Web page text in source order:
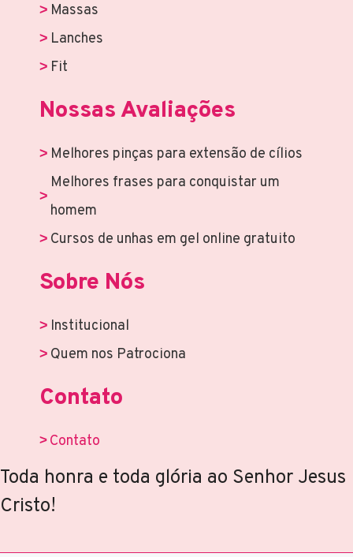
Massas
Lanches
Fit
Nossas Avaliações
Melhores pinças para extensão de cílios
Melhores frases para conquistar um
homem
Cursos de unhas em gel online gratuito
Sobre Nós
Institucional
Quem nos Patrociona
Contato
Contato
Toda honra e toda glória ao Senhor Jesus
Cristo!